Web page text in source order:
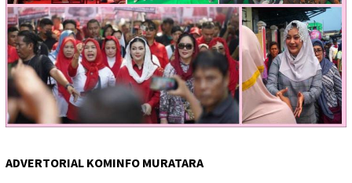
ADVERTORIAL KOMINFO MURATARA